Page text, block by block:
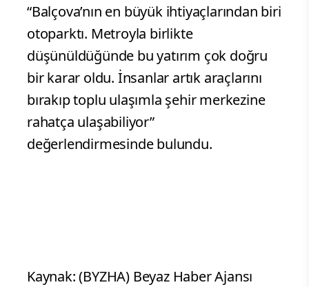
“Balçova’nın en büyük ihtiyaçlarından biri
otoparktı. Metroyla birlikte
düşünüldüğünde bu yatırım çok doğru
bir karar oldu. İnsanlar artık araçlarını
bırakıp toplu ulaşımla şehir merkezine
rahatça ulaşabiliyor”
değerlendirmesinde bulundu.
Kaynak: (BYZHA) Beyaz Haber Ajansı